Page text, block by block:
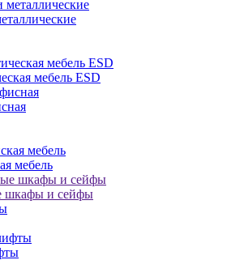
мебель ESD
мебель
шкафы и сейфы